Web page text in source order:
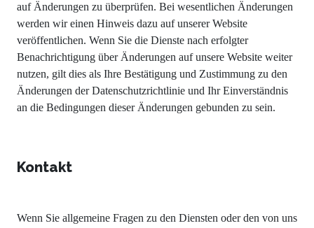
auf Änderungen zu überprüfen. Bei wesentlichen Änderungen
werden wir einen Hinweis dazu auf unserer Website
veröffentlichen. Wenn Sie die Dienste nach erfolgter
Benachrichtigung über Änderungen auf unsere Website weiter
nutzen, gilt dies als Ihre Bestätigung und Zustimmung zu den
Änderungen der Datenschutzrichtlinie und Ihr Einverständnis
an die Bedingungen dieser Änderungen gebunden zu sein.
Kontakt
Wenn Sie allgemeine Fragen zu den Diensten oder den von uns